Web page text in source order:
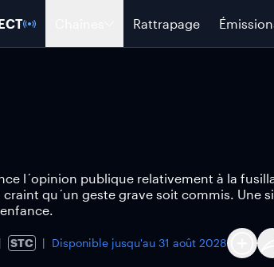
Rattrapage
l´opinion publique relativement à la
qu´un geste grave soit commis. Une
STC Disponible jusqu'au 31 août 2028